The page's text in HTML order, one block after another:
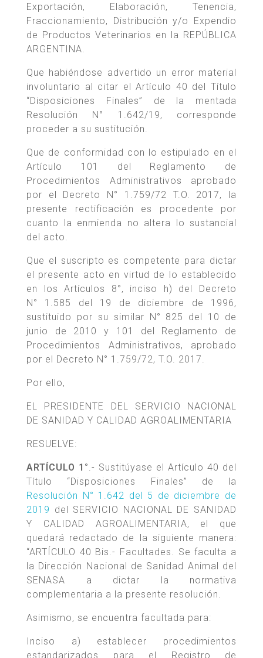
Exportación, Elaboración, Tenencia,
Fraccionamiento, Distribución y/o Expendio
de Productos Veterinarios en la REPÚBLICA
ARGENTINA.
Que habiéndose advertido un error material
involuntario al citar el Artículo 40 del Título
“Disposiciones Finales” de la mentada
Resolución N° 1.642/19, corresponde
proceder a su sustitución.
Que de conformidad con lo estipulado en el
Artículo 101 del Reglamento de
Procedimientos Administrativos aprobado
por el Decreto N° 1.759/72 T.O. 2017, la
presente rectificación es procedente por
cuanto la enmienda no altera lo sustancial
del acto.
Que el suscripto es competente para dictar
el presente acto en virtud de lo establecido
en los Artículos 8°, inciso h) del Decreto
N° 1.585 del 19 de diciembre de 1996,
sustituido por su similar N° 825 del 10 de
junio de 2010 y 101 del Reglamento de
Procedimientos Administrativos, aprobado
por el Decreto N° 1.759/72, T.O. 2017.
Por ello,
EL PRESIDENTE DEL SERVICIO NACIONAL
DE SANIDAD Y CALIDAD AGROALIMENTARIA
RESUELVE:
ARTÍCULO 1° .- Sustitúyase el Artículo 40 del
Título “Disposiciones Finales” de la
Resolución N° 1.642 del 5 de diciembre de
2019 del SERVICIO NACIONAL DE SANIDAD
Y CALIDAD AGROALIMENTARIA, el que
quedará redactado de la siguiente manera:
“ARTÍCULO 40 Bis.- Facultades. Se faculta a
la Dirección Nacional de Sanidad Animal del
SENASA a dictar la normativa
complementaria a la presente resolución.
Asimismo, se encuentra facultada para:
Inciso a) establecer procedimientos
estandarizados para el Registro de